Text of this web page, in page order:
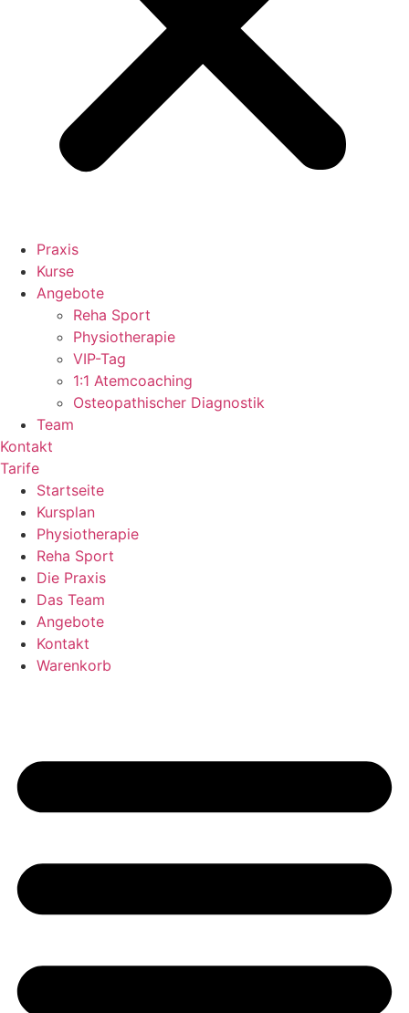
Praxis
Kurse
Angebote
Reha Sport
Physiotherapie
VIP-Tag
1:1 Atemcoaching
Osteopathischer Diagnostik
Team
Kontakt
Tarife
Startseite
Kursplan
Physiotherapie
Reha Sport
Die Praxis
Das Team
Angebote
Kontakt
Warenkorb